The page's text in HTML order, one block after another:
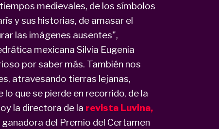
medievales, de los símbolos
y sus historias, de amasar el
las imágenes ausentes",
mexicana Silvia Eugenia
por saber más. También nos
atravesando tierras lejanas,
que se pierde en recorrido, de la
la directora de la revista Luvina,
del Premio del Certamen